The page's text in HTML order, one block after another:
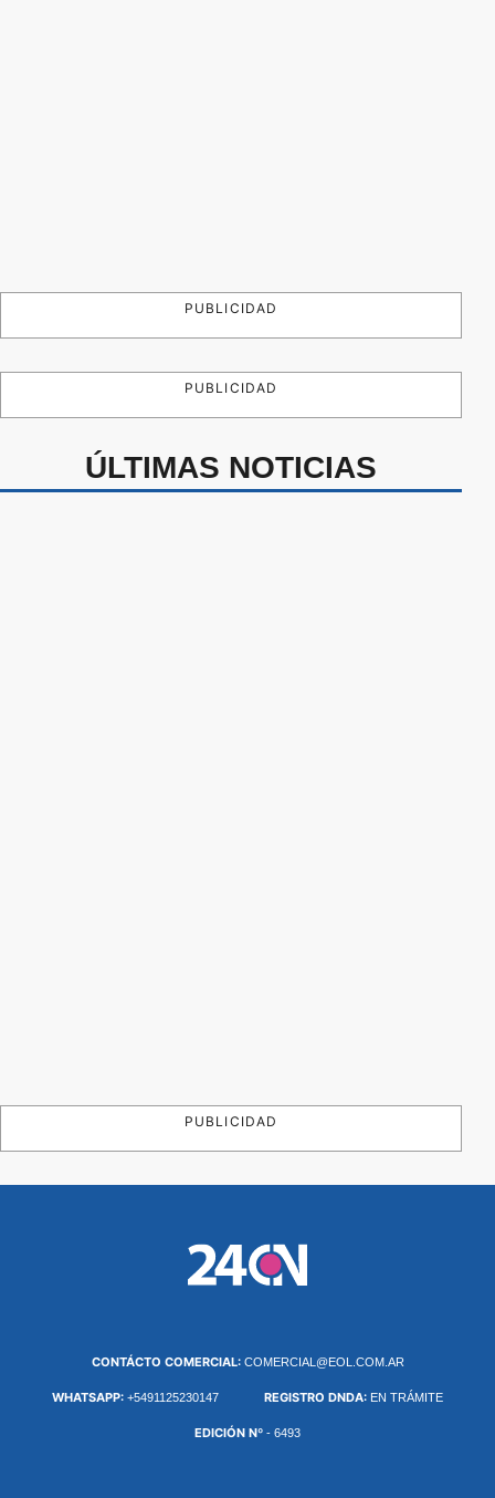
PUBLICIDAD
PUBLICIDAD
ÚLTIMAS NOTICIAS
PUBLICIDAD
CONTÁCTO COMERCIAL: COMERCIAL@EOL.COM.AR
WHATSAPP: +5491125230147 REGISTRO DNDA: EN TRÁMITE
EDICIÓN Nº - 6493